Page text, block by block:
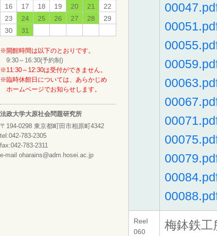
16
17 18 19 20 21
22
23
24 25 26 27 28
29
30
31
※開館時間は以下のとおりです。
9:30～16:30(予約制)
※11:30～12:30は受付ができません。
※臨時休館日については、あらかじめ
ホームページでお知らせします。
法政大学大原社会問題研究所
〒194-0298 東京都町田市相原町4342
tel:042-783-2305
fax:042-783-2311
e-mail oharains@adm.hosei.ac.jp
Reel
060
梅鉢鉄工